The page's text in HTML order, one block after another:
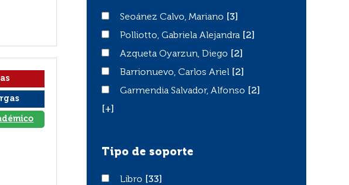
Seoánez Calvo, Mariano
Seoánez Calvo, Mariano
[3]
Polliotto, Gabriela Alejandra
Polliotto, Gabriela Alejandra
[2]
Azqueta Oyarzun, Diego
Azqueta Oyarzun, Diego
[2]
Barrionuevo, Carlos Ariel
Barrionuevo, Carlos Ariel
[2]
Garmendia Salvador, Alfonso
Garmendia Salvador, Alfonso
[2]
[+]
Tipo de soporte
LibroLibro
[33]